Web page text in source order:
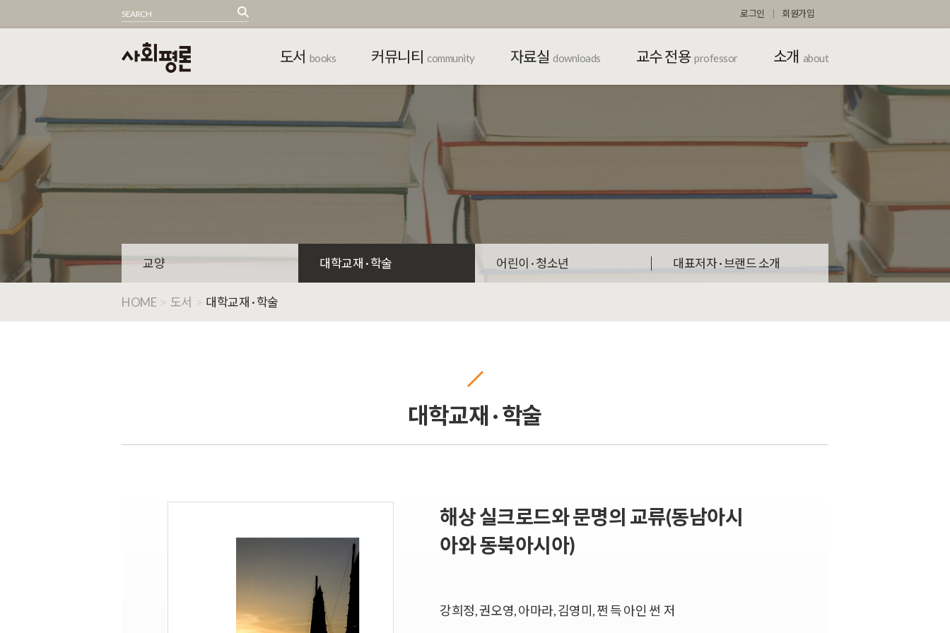
로그인 회원가입
도서 books 커뮤니티 community 자료실 downloads 교수 전용 professor 소개 about
교양 대학교재 · 학술 어린이 · 청소년 대표저자 · 브랜드 소개
HOME > 도서 > 대학교재 · 학술
대학교재 · 학술
해상 실크로드와 문명의 교류(동남아시
아와 동북아시아)
강희정, 권오영, 아마라, 김영미, 쩐 득 아인 썬 저